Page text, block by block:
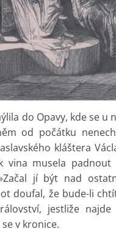
do Opavy, kde se u
od počátku
kláštera
vina musela
jí být nad
doufal, že bude-li
jestliže
v kronice.